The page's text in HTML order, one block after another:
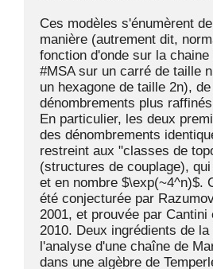
Ces modèles s'énumèrent
manière (autrement dit,
fonction d'onde sur la
#MSA sur un carré de taille
un hexagone de taille 2n),
dénombrements plus
En particulier, les deux
des dénombrements
restreint aux "classes de
(structures de couplage),
et en nombre $\exp(~4^n)$.
été conjecturée par
2001, et prouvée par Cantini
2010. Deux ingrédients de
l'analyse d'une chaîne de
dans une algèbre de